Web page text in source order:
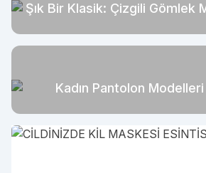
Şık Bir Klasik: Çizgili Gömlek
Kadın Pantolon Modelleri